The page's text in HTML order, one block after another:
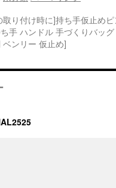
取り付け時に]持ち手仮止めピ
手 ハンドル 手づくりバッ
ンリー 仮止め]